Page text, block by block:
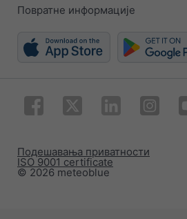
Повратне информације
© 2026 meteoblue
ISO 9001 certificate
Подешавања приватности